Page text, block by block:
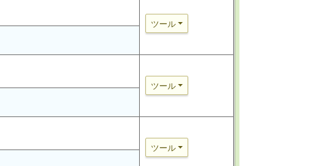
ツール
ツール
ツール